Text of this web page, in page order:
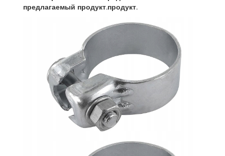
предлагаемый продукт.продукт.